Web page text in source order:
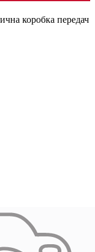
коробка передач